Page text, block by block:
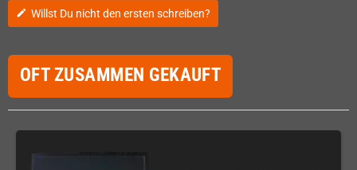
edit Willst Du nicht den ersten schreiben?
OFT ZUSAMMEN GEKAUFT